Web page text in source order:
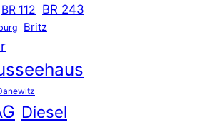
BR 112 BR 243
Britz
Diesel